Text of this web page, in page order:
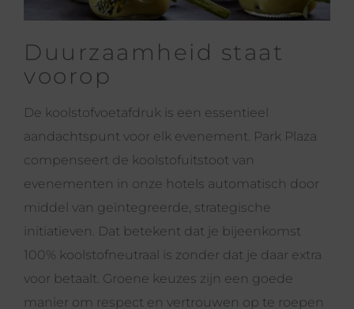
Duurzaamheid staat
voorop
De koolstofvoetafdruk is een essentieel
aandachtspunt voor elk evenement. Park Plaza
compenseert de koolstofuitstoot van
evenementen in onze hotels automatisch door
middel van geïntegreerde, strategische
initiatieven. Dat betekent dat je bijeenkomst
100% koolstofneutraal is zonder dat je daar extra
voor betaalt. Groene keuzes zijn een goede
manier om respect en vertrouwen op te roepen